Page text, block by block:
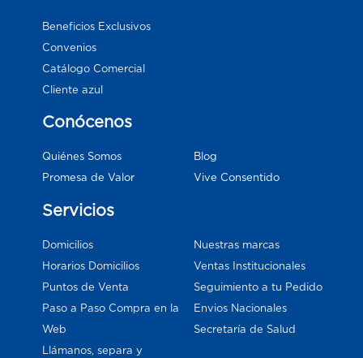
Beneficios Exclusivos
Convenios
Catálogo Comercial
Cliente azul
Conócenos
Quiénes Somos
Promesa de Valor
Blog
Vive Consentido
Servicios
Domicilios
Horarios Domicilios
Puntos de Venta
Paso a Paso Compra en la
Web
Llámanos, separa y
Nuestras marcas
Ventas Institucionales
Seguimiento a tu Pedido
Envios Nacionales
Secretaría de Salud